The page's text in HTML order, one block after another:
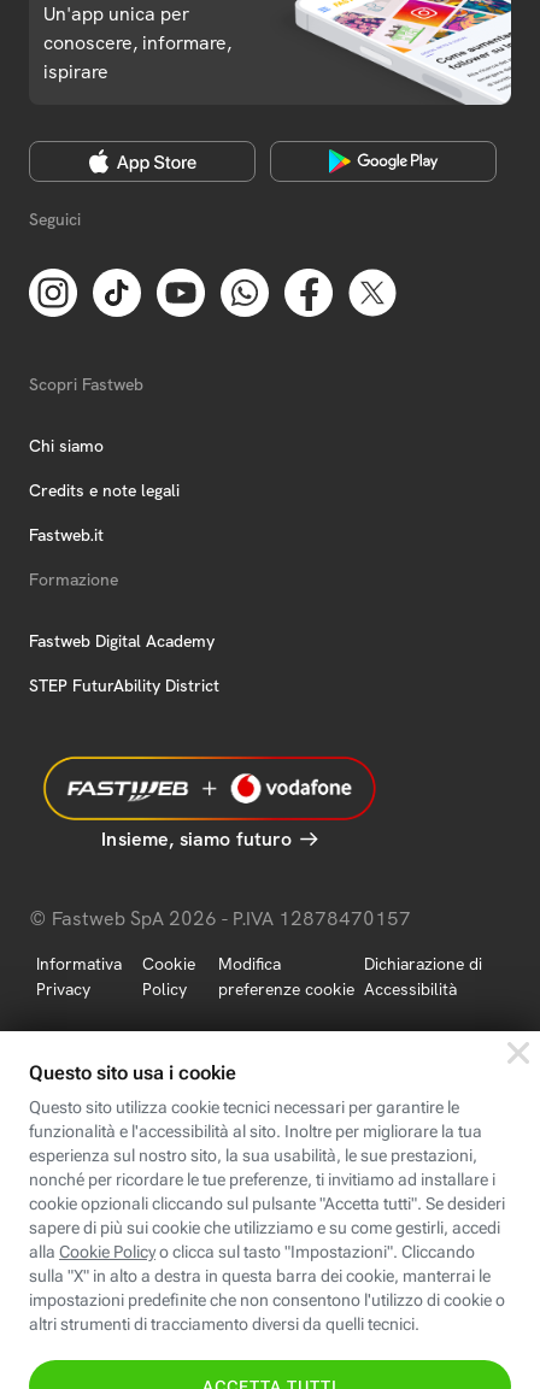
Un'app unica per
conoscere, informare,
ispirare
Seguici
Scopri Fastweb
Chi siamo
Credits e note legali
Fastweb.it
Formazione
Fastweb Digital Academy
STEP FuturAbility District
Insieme, siamo futuro
© Fastweb SpA 2026 - P.IVA 12878470157
Informativa
Privacy
Cookie
Policy
Modifica
preferenze cookie
Dichiarazione di
Accessibilità